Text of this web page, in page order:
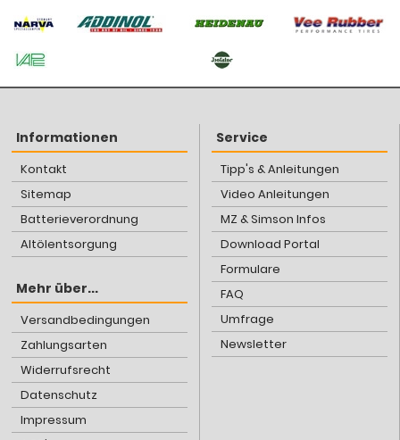
Informationen
Kontakt
Sitemap
Batterieverordnung
Altölentsorgung
Mehr über...
Versandbedingungen
Zahlungsarten
Widerrufsrecht
Datenschutz
Impressum
Service
Tipp's & Anleitungen
Video Anleitungen
MZ & Simson Infos
Download Portal
Formulare
FAQ
Umfrage
Newsletter